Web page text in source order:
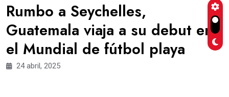
Rumbo a Seychelles,
Guatemala viaja a su debut en
el Mundial de fútbol playa
24 abril, 2025